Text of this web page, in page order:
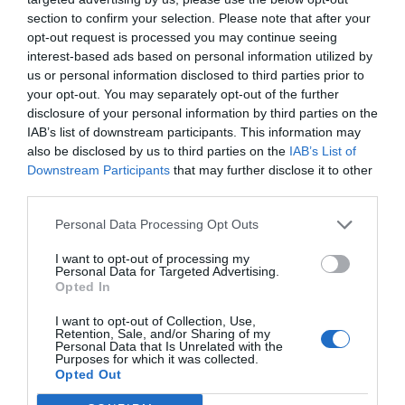
section to confirm your selection. Please note that after your
opt-out request is processed you may continue seeing
interest-based ads based on personal information utilized by
us or personal information disclosed to third parties prior to
your opt-out. You may separately opt-out of the further
disclosure of your personal information by third parties on the
IAB’s list of downstream participants. This information may
also be disclosed by us to third parties on the IAB’s List of
Downstream Participants that may further disclose it to other
Personal Data Processing Opt Outs
I want to opt-out of processing my
Personal Data for Targeted Advertising.
Opted In
I want to opt-out of Collection, Use,
Retention, Sale, and/or Sharing of my
Personal Data that Is Unrelated with the
Purposes for which it was collected.
Opted Out
ΤΥΡΑΝΝΙΑ
Σίγουρα με 50 πήγαινε
Επονυμε
Και 70 και 100 να το κάνουν το όριο πάλι
δεν θα ξέρεις να οδηγάς, οπότε καλά σας
28/06 - 19:09
ΜΕ 50χλμ ΣΕ ΠΑΙΡΝΕΙ Ο ΥΠΝΟΣ ΚΑΙ ΝΑ ΤΟ
ΑΠΟΤΕΛΕΣΜΑ
Ανώνυμος